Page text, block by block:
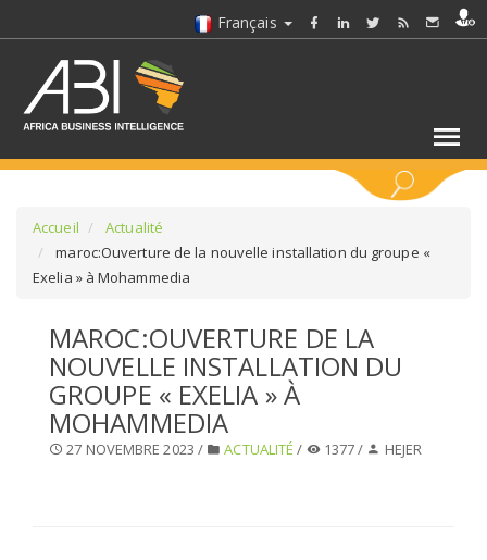
Français
SÉLECTIONNEZ UN DOSSIER
SELECTIONNEZ UNE SECTION
Accueil
Actualité
maroc:Ouverture de la nouvelle installation du groupe «
Exelia » à Mohammedia
MAROC:OUVERTURE DE LA
NOUVELLE INSTALLATION DU
GROUPE « EXELIA » À
MOHAMMEDIA
27 NOVEMBRE 2023 / ACTUALITÉ / 1377 / HEJER